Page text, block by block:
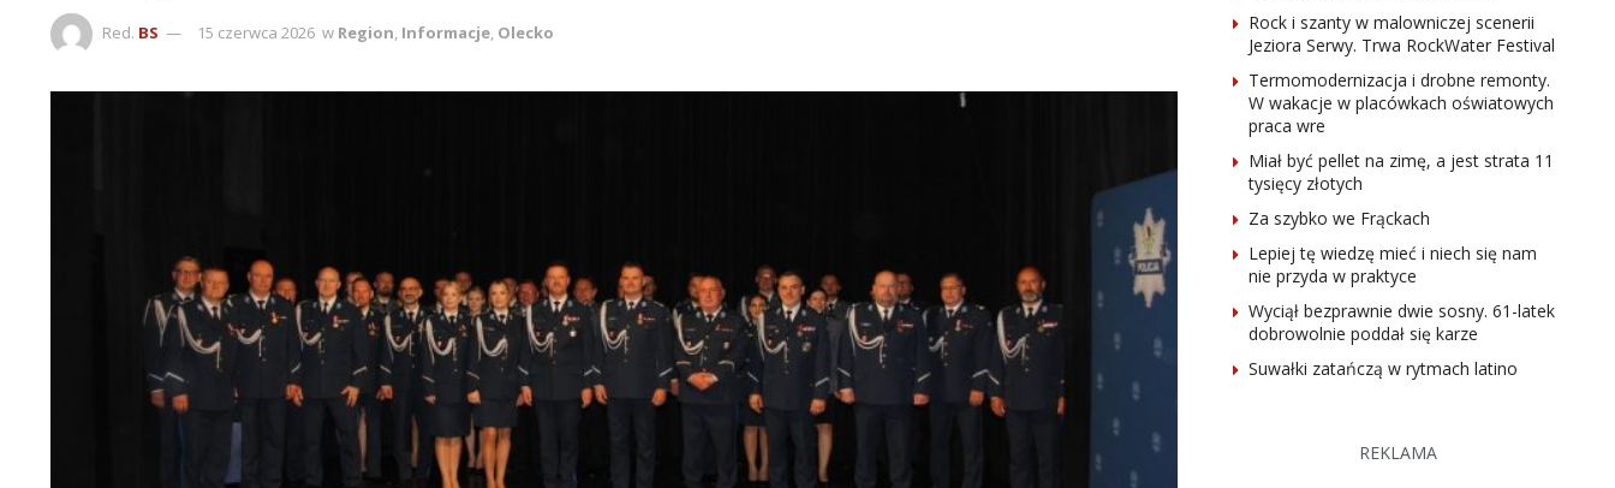
Red. BS 15 czerwca 2026 w Region, Informacje, Olecko
Rock i szanty w malowniczej scenerii
Jeziora Serwy. Trwa RockWater Festival
Termomodernizacja i drobne remonty.
W wakacje w placówkach oświatowych
praca wre
Miał być pellet na zimę, a jest strata 11
tysięcy złotych
Za szybko we Frąckach
Lepiej tę wiedzę mieć i niech się nam
nie przyda w praktyce
Wyciął bezprawnie dwie sosny. 61-latek
dobrowolnie poddał się karze
Suwałki zatańczą w rytmach latino
REKLAMA